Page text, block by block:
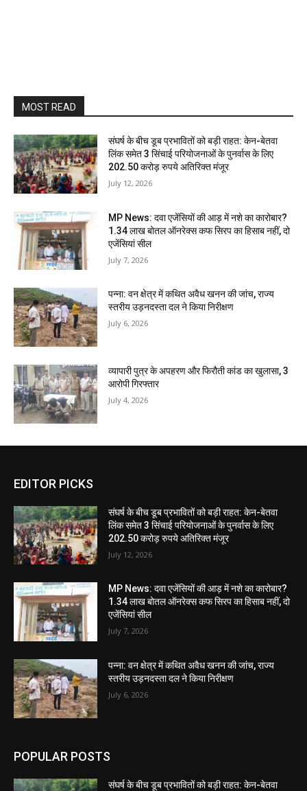
MOST READ
संघर्ष के बीच डूब प्रभावितों को बड़ी राहत: केन-बेतवा
लिंक समेत 3 सिंचाई परियोजनाओं के पुनर्वास के लिए
202.50 करोड़ रुपये अतिरिक्त मंजूर
July 12, 2026
MP News: दवा एजेंसियों की आड़ में नशे का कारोबार?
1.34 लाख बोतल ऑनरेक्स कफ सिरप का हिसाब नहीं, दो
एजेंसियां सील
July 7, 2026
पन्ना: वन क्षेत्र में कथित अवैध खनन की जांच, राज्य
स्तरीय उड़नदस्ता दल ने किया निरीक्षण
July 6, 2026
व्यापारी पुत्र के अपहरण और फिरौती कांड का खुलासा, 3
आरोपी गिरफ्तार
July 4, 2026
EDITOR PICKS
संघर्ष के बीच डूब प्रभावितों को बड़ी राहत: केन-बेतवा
लिंक समेत 3 सिंचाई परियोजनाओं के पुनर्वास के लिए
202.50 करोड़ रुपये अतिरिक्त मंजूर
July 12, 2026
MP News: दवा एजेंसियों की आड़ में नशे का कारोबार?
1.34 लाख बोतल ऑनरेक्स कफ सिरप का हिसाब नहीं, दो
एजेंसियां सील
July 7, 2026
पन्ना: वन क्षेत्र में कथित अवैध खनन की जांच, राज्य
स्तरीय उड़नदस्ता दल ने किया निरीक्षण
July 6, 2026
POPULAR POSTS
संघर्ष के बीच डूब प्रभावितों को बड़ी राहत: केन-बेतवा